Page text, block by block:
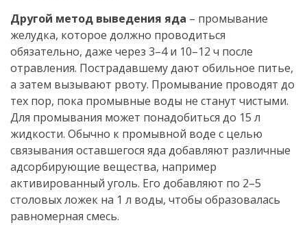
Другой метод выведения яда – промывание
желудка, которое должно проводиться
обязательно, даже через 3–4 и 10–12 ч после
отравления. Пострадавшему дают обильное питье,
а затем вызывают рвоту. Промывание проводят до
тех пор, пока промывные воды не станут чистыми.
Для промывания может понадобиться до 15 л
жидкости. Обычно к промывной воде с целью
связывания оставшегося яда добавляют различные
адсорбирующие вещества, например
активированный уголь. Его добавляют по 2–5
столовых ложек на 1 л воды, чтобы образовалась
равномерная смесь.